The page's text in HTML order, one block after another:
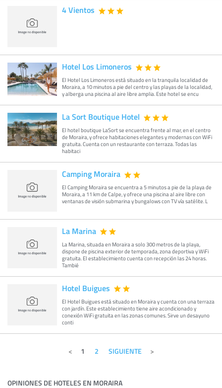
4 Vientos
Hotel Los Limoneros
El Hotel Los Limoneros está situado en la tranquila localidad de
Moraira, a 10 minutos a pie del centro y las playas de la localidad,
y alberga una piscina al aire libre amplia. Este hotel se encu
La Sort Boutique Hotel
El hotel boutique LaSort se encuentra frente al mar, en el centro
de Moraira, y ofrece habitaciones elegantes y modernas con WiFi
gratuita. Cuenta con un restaurante con terraza. Todas las
habitaci
Camping Moraira
El Camping Moraira se encuentra a 5 minutos a pie de la playa de
Moraira, a 11 km de Calpe, y ofrece una piscina al aire libre con
ventanas de visión submarina y bungalows con TV vía satélite. L
La Marina
La Marina, situada en Moraira a solo 300 metros de la playa,
dispone de piscina exterior de temporada, zona deportiva y WiFi
gratuita. El establecimiento cuenta con recepción las 24 horas.
Tambié
Hotel Buigues
El Hotel Buigues está situado en Moraira y cuenta con una terraza
con jardín. Este establecimiento tiene aire acondicionado y
conexión WiFi gratuita en las zonas comunes. Sirve un desayuno
conti
1 2 SIGUIENTE
OPINIONES DE HOTELES EN MORAIRA